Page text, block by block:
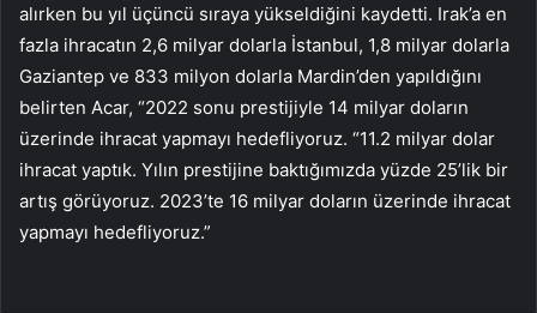
alırken bu yıl üçüncü sıraya yükseldiğini kaydetti. Irak’a en
fazla ihracatın 2,6 milyar dolarla İstanbul, 1,8 milyar dolarla
Gaziantep ve 833 milyon dolarla Mardin’den yapıldığını
belirten Acar, “2022 sonu prestijiyle 14 milyar doların
üzerinde ihracat yapmayı hedefliyoruz. “11.2 milyar dolar
ihracat yaptık. Yılın prestijine baktığımızda yüzde 25’lik bir
artış görüyoruz. 2023’te 16 milyar doların üzerinde ihracat
yapmayı hedefliyoruz.”